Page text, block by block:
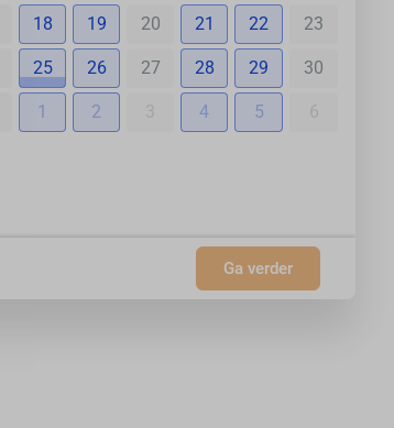
18 19 20 21 22 23
25 26 27 28 29 30
1 2 3 4 5 6
Ga verder